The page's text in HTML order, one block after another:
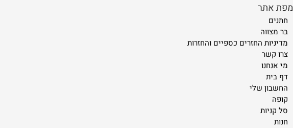
מפת אתר
חתנים
בר מצווה
מדיניות החזרים כספיים והחזרות
צרו קשר
מי אנחנו
דף בית
החשבון שלי
קופה
סל קניות
חנות